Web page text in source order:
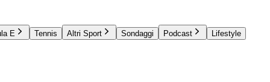
E Tennis Altri Sport Sondaggi Podcast Lifestyle